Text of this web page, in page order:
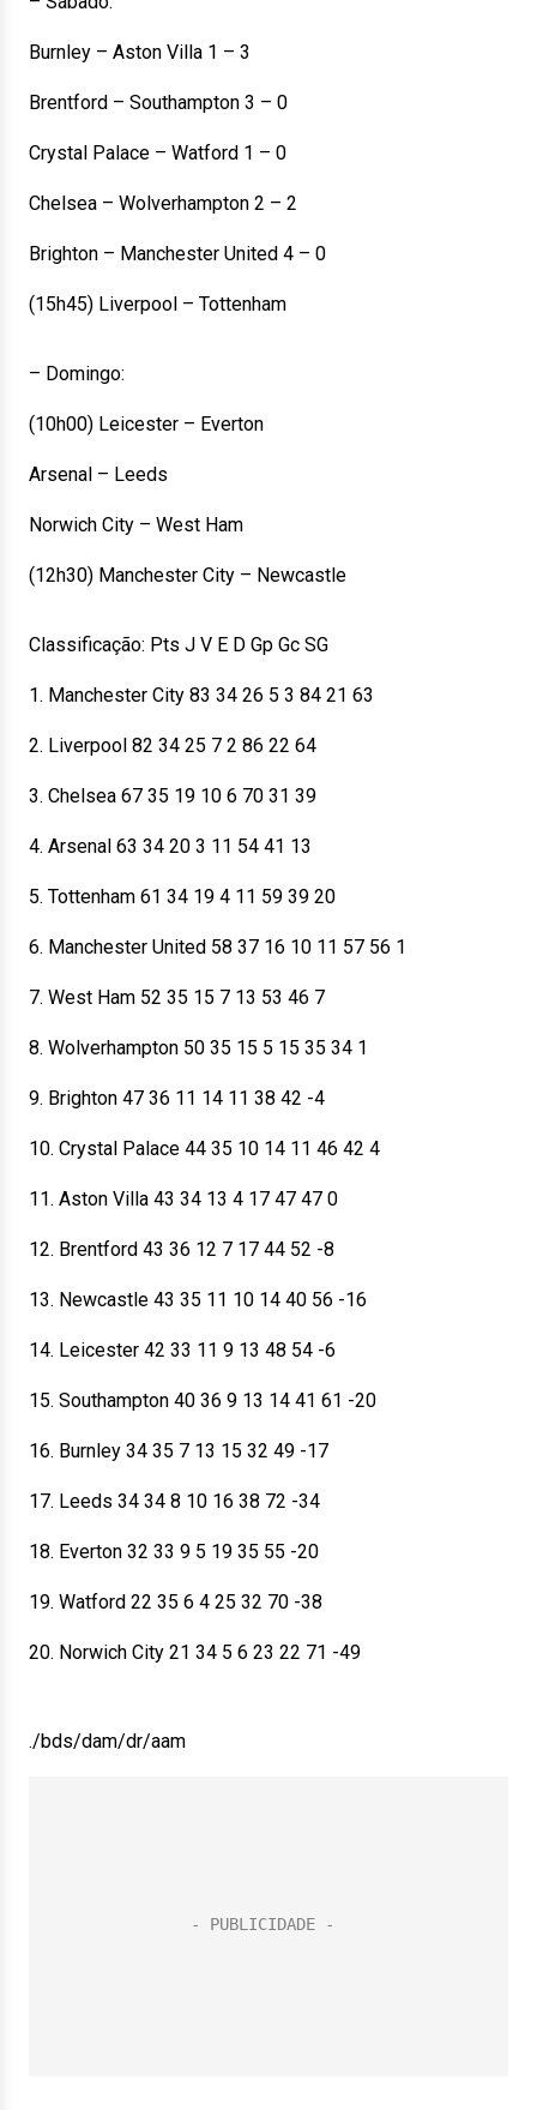
Burnley – Aston Villa 1 – 3
Brentford – Southampton 3 – 0
Crystal Palace – Watford 1 – 0
Chelsea – Wolverhampton 2 – 2
Brighton – Manchester United 4 – 0
(15h45) Liverpool – Tottenham
– Domingo:
(10h00) Leicester – Everton
Arsenal – Leeds
Norwich City – West Ham
(12h30) Manchester City – Newcastle
Classificação: Pts J V E D Gp Gc SG
1. Manchester City 83 34 26 5 3 84 21 63
2. Liverpool 82 34 25 7 2 86 22 64
3. Chelsea 67 35 19 10 6 70 31 39
4. Arsenal 63 34 20 3 11 54 41 13
5. Tottenham 61 34 19 4 11 59 39 20
6. Manchester United 58 37 16 10 11 57 56 1
7. West Ham 52 35 15 7 13 53 46 7
8. Wolverhampton 50 35 15 5 15 35 34 1
9. Brighton 47 36 11 14 11 38 42 -4
10. Crystal Palace 44 35 10 14 11 46 42 4
11. Aston Villa 43 34 13 4 17 47 47 0
12. Brentford 43 36 12 7 17 44 52 -8
13. Newcastle 43 35 11 10 14 40 56 -16
14. Leicester 42 33 11 9 13 48 54 -6
15. Southampton 40 36 9 13 14 41 61 -20
16. Burnley 34 35 7 13 15 32 49 -17
17. Leeds 34 34 8 10 16 38 72 -34
18. Everton 32 33 9 5 19 35 55 -20
19. Watford 22 35 6 4 25 32 70 -38
20. Norwich City 21 34 5 6 23 22 71 -49
./bds/dam/dr/aam